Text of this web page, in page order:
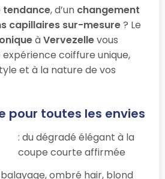
tendance, d’un changement
capillaires sur-mesure? Le
àVervezellevous
coiffure unique,
et à la nature de vos
pour toutes les envies
: du dégradé élégant à la
coupe courte affirmée
balayage, ombré hair, blond